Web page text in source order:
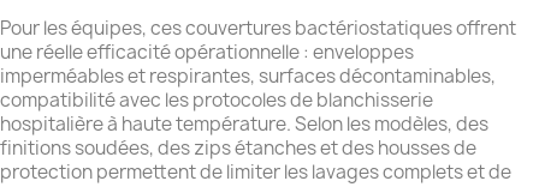
Pour les équipes, ces couvertures bactériostatiques offrent
une réelle efficacité opérationnelle : enveloppes
imperméables et respirantes, surfaces décontaminables,
compatibilité avec les protocoles de blanchisserie
hospitalière à haute température. Selon les modèles, des
finitions soudées, des zips étanches et des housses de
protection permettent de limiter les lavages complets et de